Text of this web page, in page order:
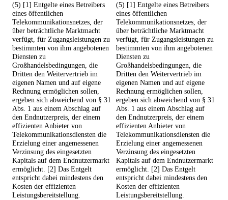
(5) [1] Entgelte eines Betreibers
eines öffentlichen
Telekommunikationsnetzes, der
über beträchtliche Marktmacht
verfügt, für Zugangsleistungen zu
bestimmten von ihm angebotenen
Diensten zu
Großhandelsbedingungen, die
Dritten den Weitervertrieb im
eigenen Namen und auf eigene
Rechnung ermöglichen sollen,
ergeben sich abweichend von § 31
Abs. 1 aus einem Abschlag auf
den Endnutzerpreis, der einem
effizienten Anbieter von
Telekommunikationsdiensten die
Erzielung einer angemessenen
Verzinsung des eingesetzten
Kapitals auf dem Endnutzermarkt
ermöglicht. [2] Das Entgelt
entspricht dabei mindestens den
Kosten der effizienten
Leistungsbereitstellung.
(5) [1] Entgelte eines Betreibers
eines öffentlichen
Telekommunikationsnetzes, der
über beträchtliche Marktmacht
verfügt, für Zugangsleistungen zu
bestimmten von ihm angebotenen
Diensten zu
Großhandelsbedingungen, die
Dritten den Weitervertrieb im
eigenen Namen und auf eigene
Rechnung ermöglichen sollen,
ergeben sich abweichend von § 31
Abs. 1 aus einem Abschlag auf
den Endnutzerpreis, der einem
effizienten Anbieter von
Telekommunikationsdiensten die
Erzielung einer angemessenen
Verzinsung des eingesetzten
Kapitals auf dem Endnutzermarkt
ermöglicht. [2] Das Entgelt
entspricht dabei mindestens den
Kosten der effizienten
Leistungsbereitstellung.